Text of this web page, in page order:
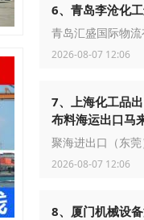
6、青岛李沧化
青岛汇盛国际物流
2026-08-07 12:06
7、上海化工品
布料海运出口马
聚海进出口（东莞
2026-08-07 12:06
8、厦门机械设